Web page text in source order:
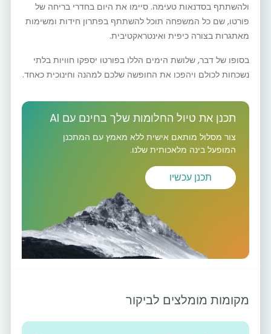
ולהשתתף בסדנאות טעימה. סיימו את היום בחדרי בריחה של
פורטו, שם כל המשפחה תוכל להשתתף בפתרון חידות ומשימות
מאתגרות בצורה כיפית ואינטראקטיבית.
בסופו של דבר, שלושת הימים הללו בפורטו יספקו חוויות בלתי
נשכחות לכולם ויהפכו את החופשה שלכם למהנה וחינוכית כאחד.
תכנן את טיול החלומות שלך בחינם עם AI
צור מסלול מותאם אישית ללא מאמץ עם המתכנן
המופעל בינה מלאכותית שלנו.
תכנן עכשיו
מקומות מומלצים לביקור